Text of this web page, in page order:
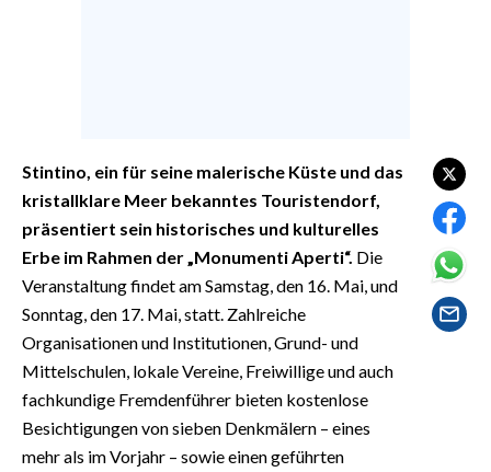
GOSSIP
NOTIZIE
EVENTI
#CARAUNIONE
Stintino, ein für seine malerische Küste und das
kristallklare Meer bekanntes Touristendorf,
präsentiert sein historisches und kulturelles
Erbe im Rahmen der „Monumenti Aperti“. Die
Veranstaltung findet am Samstag, den 16. Mai, und
Sonntag, den 17. Mai, statt. Zahlreiche
Organisationen und Institutionen, Grund- und
Mittelschulen, lokale Vereine, Freiwillige und auch
fachkundige Fremdenführer bieten kostenlose
Besichtigungen von sieben Denkmälern – eines
mehr als im Vorjahr – sowie einen geführten